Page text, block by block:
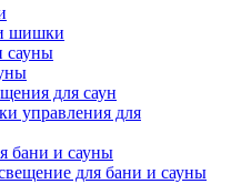
шишки
сауны
для саун
управления для
бани и сауны
для бани и сауны